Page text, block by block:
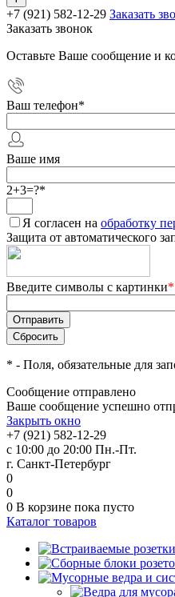
+7 (921) 582-12-29 Заказать
Заказать звонок
Оставьте Ваше сообщение и
Ваш телефон*
Ваше имя
2+3=?*
Я согласен на обработку
Защита от автоматического
Введите символы с картинки*
* - Поля, обязательные для
Сообщение отправлено
Ваше сообщение успешно
Закрыть окно
+7 (921) 582-12-29
с 10:00 до 20:00 Пн.-Пт.
г. Санкт-Петербург
0
0
0 В корзине пока пусто
Каталог товаров